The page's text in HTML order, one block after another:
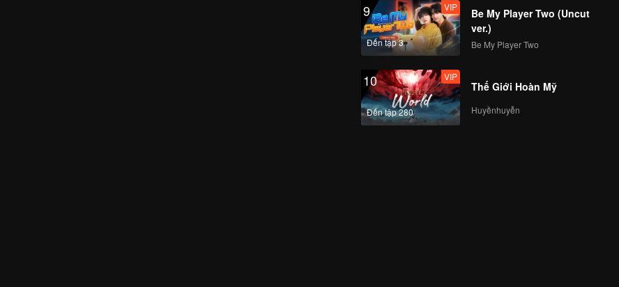
9
Đến tập 3
VIP
Be My Player Two (Uncut
ver.)
Be My Player Two
10
Đến tập 280
VIP
Thế Giới Hoàn Mỹ
Huyềnhuyễn